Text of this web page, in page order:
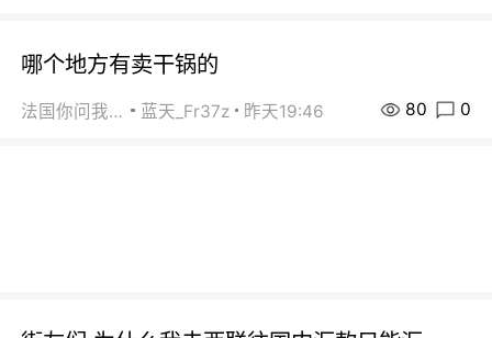
哪个地方有卖干锅的
法国你问我答 蓝天_Fr37z 昨天19:46 80 0